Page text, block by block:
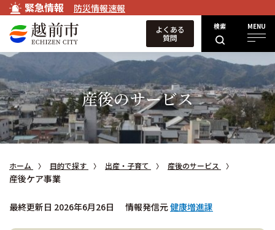
緊急情報 防災情報速報
検索 MENU
よくある
質問
産後のサービス
ホーム 目的で探す 出産・子育て 産後のサービス
産後ケア事業
最終更新日 2026年6月26日 情報発信元健康増進課